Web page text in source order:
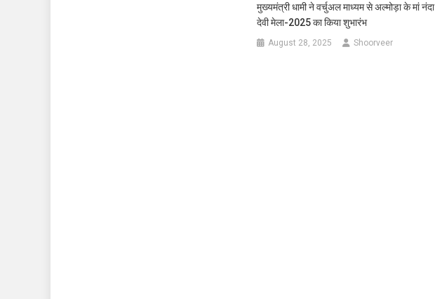
मुख्यमंत्री धामी ने वर्चुअल माध्यम से अल्मोड़ा के मां नंदा
देवी मेला-2025 का किया शुभारंभ
August 28, 2025 Shoorveer